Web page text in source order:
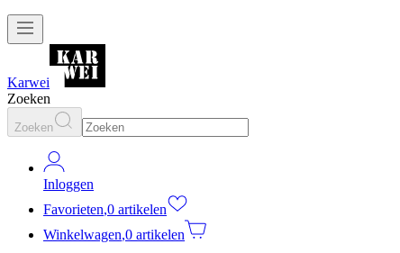
Karwei
Zoeken
Zoeken
Inloggen
Favorieten,0 artikelen
Winkelwagen,0 artikelen